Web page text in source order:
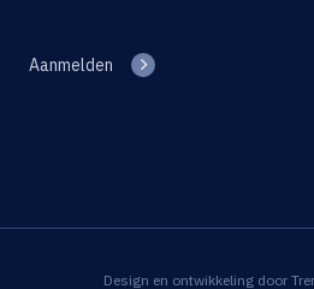
Aanmelden
Design en ontwikkeling door